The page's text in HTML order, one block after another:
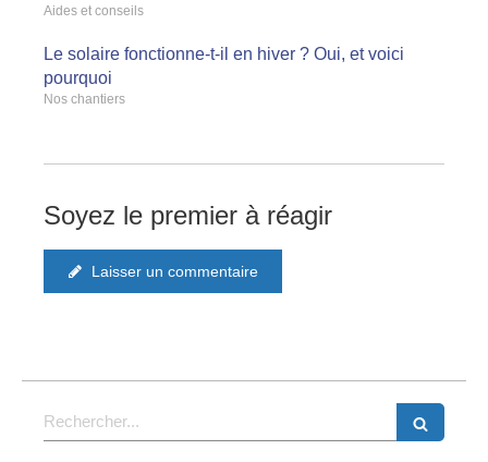
Aides et conseils
Le solaire fonctionne-t-il en hiver ? Oui, et voici
pourquoi
Nos chantiers
Soyez le premier à réagir
Laisser un commentaire
Rechercher